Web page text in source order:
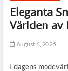
Eleganta
Världen av
August 6, 2025
I dagens